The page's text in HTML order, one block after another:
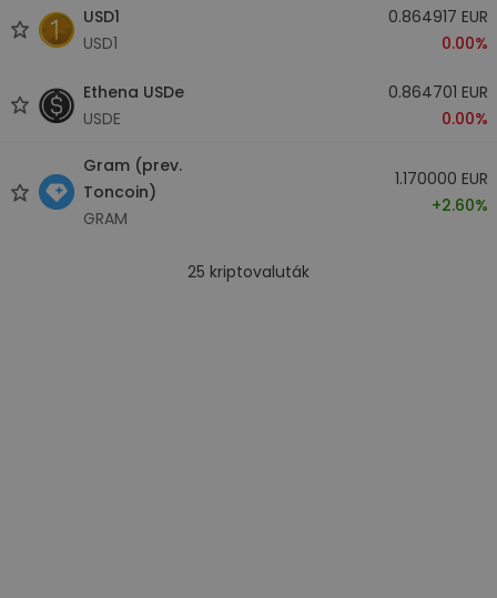
USD1
USD1
0.864917 EUR
0.00%
Ethena USDe
USDE
0.864701 EUR
0.00%
Gram (prev.
Toncoin)
GRAM
1.170000 EUR
+2.60%
25 kriptovaluták